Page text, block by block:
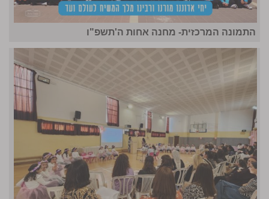
התמונה המרכזית- מחנה אחות ה'תשפ"ו